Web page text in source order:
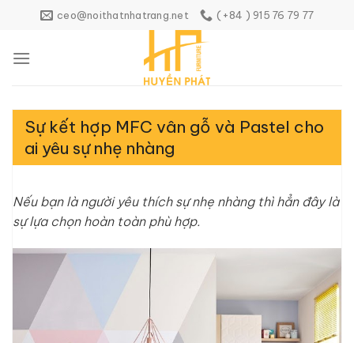
content
ceo@noithatnhatrang.net (+84 ) 915 76 79 77
Sự kết hợp MFC vân gỗ và Pastel cho
ai yêu sự nhẹ nhàng
Nếu bạn là người yêu thích sự nhẹ nhàng thì hẳn đây là
sự lựa chọn hoàn toàn phù hợp.